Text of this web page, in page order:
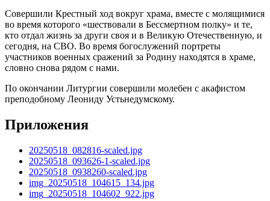
Совершили Крестный ход вокруг храма, вместе с молящимися
во время которого «шествовали в Бессмертном полку» и те,
кто отдал жизнь за други своя и в Великую Отечественную, и
сегодня, на СВО. Во время богослужений портреты
участников военных сражений за Родину находятся в храме,
словно снова рядом с нами.
По окончании Литургии совершили молебен с акафистом
преподобному Леониду Устьнедумскому.
Приложения
20250518_082816-scaled.jpg
20250518_093626-1-scaled.jpg
20250518_0938260-scaled.jpg
img_20250518_104615_134.jpg
img_20250518_104602_922.jpg